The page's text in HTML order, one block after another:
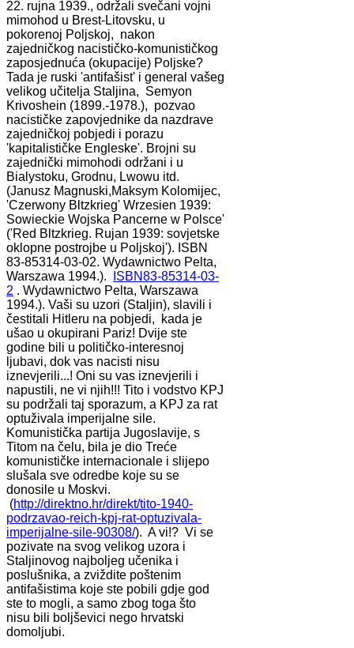
22. rujna 1939., održali svečani vojni
mimohod u Brest-Litovsku, u
pokorenoj Poljskoj, nakon
zajedničkog nacističko-komunističkog
zaposjednuća (okupacije) Poljske?
Tada je ruski 'antifašist' i general vašeg
velikog učitelja Staljina, Semyon
Krivoshein (1899.-1978.), pozvao
nacističke zapovjednike da nazdrave
zajedničkoj pobjedi i porazu
'kapitalističke Engleske'. Brojni su
zajednički mimohodi održani i u
Bialystoku, Grodnu, Lwowu itd.
(Janusz Magnuski,Maksym Kolomijec,
'Czerwony Bltzkrieg' Wrzesien 1939:
Sowieckie Wojska Pancerne w Polsce'
('Red Bltzkrieg. Rujan 1939: sovjetske
oklopne postrojbe u Poljskoj'). ISBN
83-85314-03-02. Wydawnictwo Pelta,
Warszawa 1994.).
ISBN83-85314-03-
2 . Wydawnictwo Pelta, Warszawa
1994.). Vaši su uzori (Staljin), slavili i
čestitali Hitleru na pobjedi, kada je
ušao u okupirani Pariz! Dvije ste
godine bili u političko-interesnoj
ljubavi, dok vas nacisti nisu
iznevjerili...! Oni su vas iznevjerili i
napustili, ne vi njih!!! Tito i vodstvo KPJ
su podržali taj sporazum, a KPJ za rat
optuživala imperijalne sile.
Komunistička partija Jugoslavije, s
Titom na čelu, bila je dio Treće
komunističke internacionale i slijepo
slušala sve odredbe koje su se
donosile u Moskvi.
(http://direktno.hr/direkt/tito-1940-
podrzavao-reich-kpj-rat-optuzivala-
imperijalne-sile-90308/). A vi!? Vi se
pozivate na svog velikog uzora i
Staljinovog najboljeg učenika i
poslušnika, a zviždite poštenim
antifašistima koje ste pobili gdje god
ste to mogli, a samo zbog toga što
nisu bili boljševici nego hrvatski
domoljubi.